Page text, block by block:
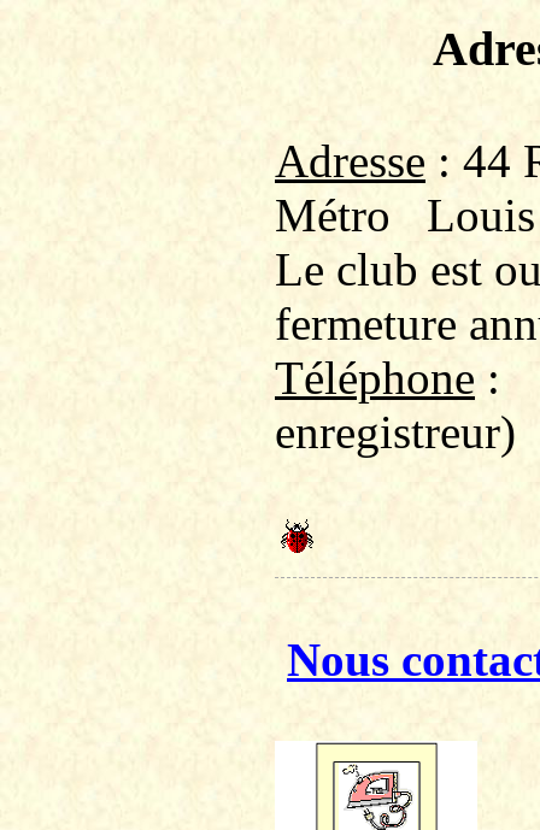
Adresse : 44
Métro
Le club est
fermeture
Téléphone :
enregistreur)
Nous